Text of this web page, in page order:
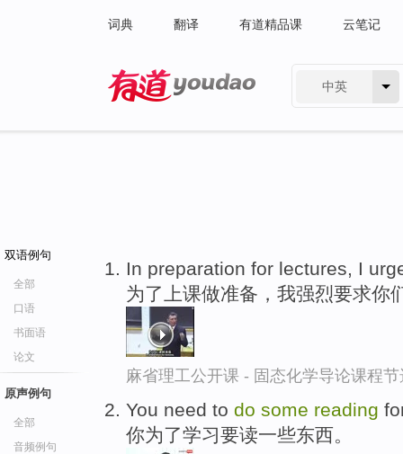
词典 翻译 有道精品课 云笔记
中英
双语例句
全部
口语
书面语
论文
原声例句
全部
音频例句
In preparation for lectures, I
为了上课做准备，我强烈要求你
麻省理工公开课 - 固态化学导论课程节
You need to do some reading
你为了学习要读一些东西。